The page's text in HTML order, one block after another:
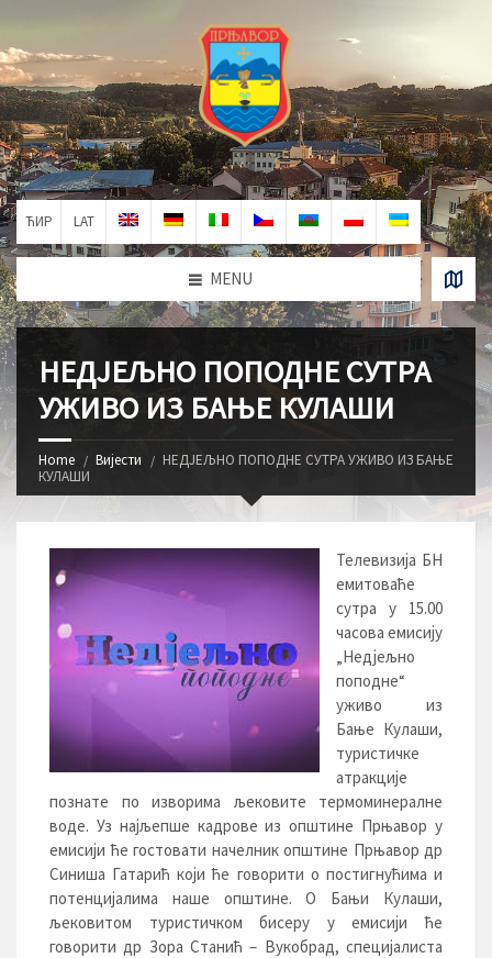
ЋИР LAT
MENU
НЕДЈЕЉНО ПОПОДНЕ СУТРА
УЖИВО ИЗ БАЊЕ КУЛАШИ
Home Вијести
НЕДЈЕЉНО ПОПОДНЕ СУТРА УЖИВО ИЗ БАЊЕ
КУЛАШИ
Телевизија БН
емитоваће
сутра у 15.00
часова емисију
„Недјељно
поподне“
уживо из
Бање Кулаши,
туристичке
атракције
познате по изворима љековите термоминералне
воде. Уз најљепше кадрове из општине Прњавор у
емисији ће гостовати начелник општине Прњавор др
Синиша Гатарић који ће говорити о постигнућима и
потенцијалима наше општине. О Бањи Кулаши,
љековитом туристичком бисеру у емисији ће
говорити др Зора Станић – Вукобрад, специјалиста